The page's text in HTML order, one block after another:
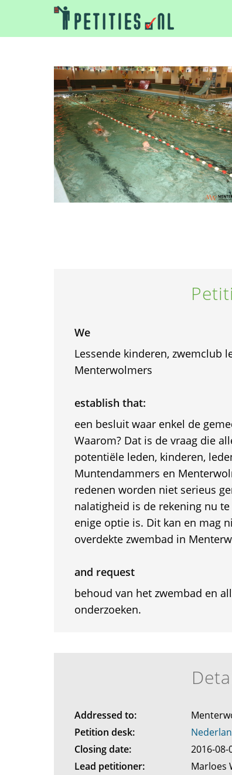
We
Lessende kinderen, zwemclub
Menterwolmers
establish that:
een besluit waar enkel de
Waarom? Dat is de vraag die
potentiële leden, kinderen,
Muntendammers en
redenen worden niet serieus
nalatigheid is de rekening nu
enige optie is. Dit kan en mag
overdekte zwembad in
and request
behoud van het zwembad en
onderzoeken.
Addressed to:
Petition desk:
Closing date:
2016-08-
Lead petitioner:
Marloes